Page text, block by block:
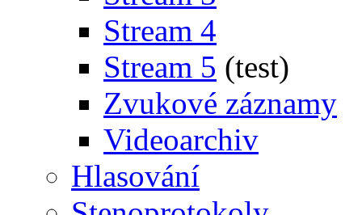
Stream 4
Stream 5 (test)
Zvukové záznamy
Videoarchiv
Hlasování